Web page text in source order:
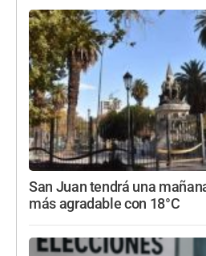
San Juan tendrá una
más agradable con 18°C